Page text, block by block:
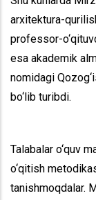
arxitektura-
professor-
esa akademik
nomidagi
bo‘lib turibdi.
Talabalar o‘quv
o‘qitish
tanishmoqdalar.